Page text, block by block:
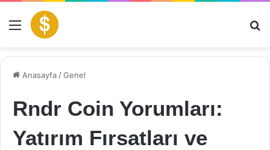
Menü
Anasayfa /Genel
Rndr Coin Yorumları:
Yatırım Fırsatları ve